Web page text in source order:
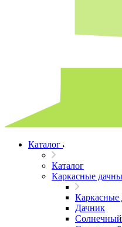
Каталог
Каталог
Каркасные
Каркасные
Дачник
Солнечный